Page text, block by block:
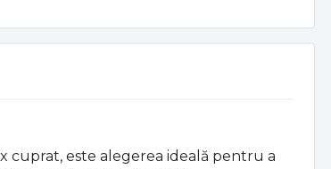
cuprat, este alegerea ideală pentru a